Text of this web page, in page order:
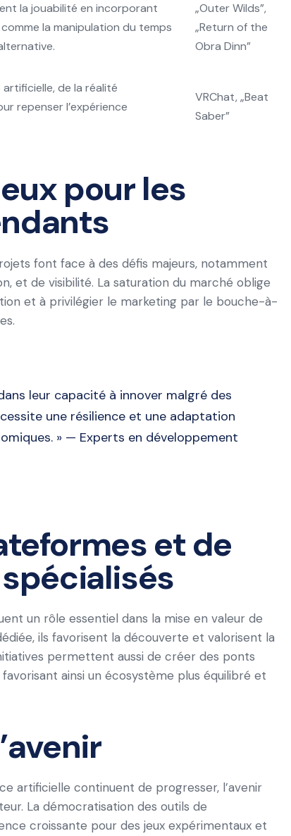
la jouabilité en incorporant
la manipulation du temps
„Outer Wilds”,
„Return of the
Obra Dinn”
artificielle, de la réalité
repenser l’expérience
VRChat, „Beat
Saber”
pour les
font face à des défis majeurs, notamment
et de visibilité. La saturation du marché oblige
et à privilégier le marketing par le bouche-à-
leur capacité à innover malgré des
une résilience et une adaptation
» — Experts en développement
et de
un rôle essentiel dans la mise en valeur de
ils favorisent la découverte et valorisent la
permettent aussi de créer des ponts
ainsi un écosystème plus équilibré et
artificielle continuent de progresser, l’avenir
La démocratisation des outils de
croissante pour des jeux expérimentaux et